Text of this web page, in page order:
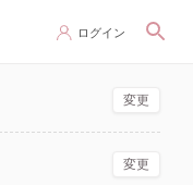
ログイン
変更
変更